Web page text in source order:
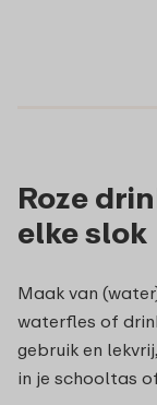
Roze
elke slok
Maak van
waterfles of
gebruik en
in je schooltas